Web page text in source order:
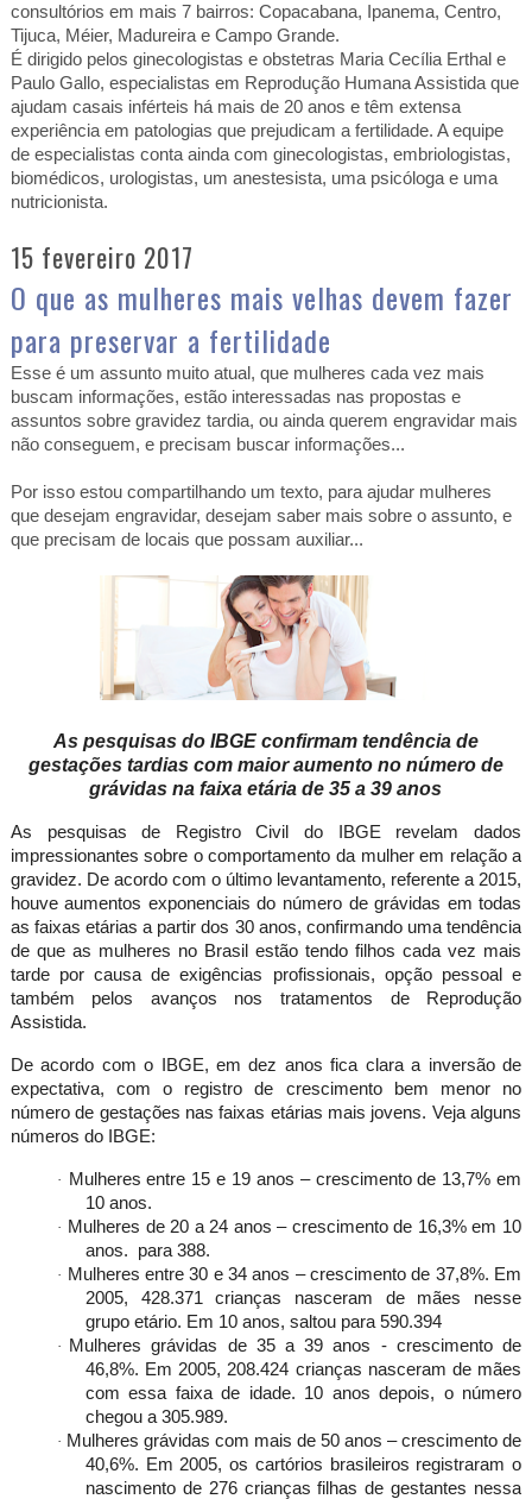
consultórios em mais 7 bairros: Copacabana, Ipanema, Centro,
Tijuca, Méier, Madureira e Campo Grande.
É dirigido pelos ginecologistas e obstetras Maria Cecília Erthal e
Paulo Gallo, especialistas em Reprodução Humana Assistida que
ajudam casais inférteis há mais de 20 anos e têm extensa
experiência em patologias que prejudicam a fertilidade. A equipe
de especialistas conta ainda com ginecologistas, embriologistas,
biomédicos, urologistas, um anestesista, uma psicóloga e uma
nutricionista.
15 fevereiro 2017
O que as mulheres mais velhas devem fazer
para preservar a fertilidade
Esse é um assunto muito atual, que mulheres cada vez mais
buscam informações, estão interessadas nas propostas e
assuntos sobre gravidez tardia, ou ainda querem engravidar mais
não conseguem, e precisam buscar informações...
Por isso estou compartilhando um texto, para ajudar mulheres
que desejam engravidar, desejam saber mais sobre o assunto, e
que precisam de locais que possam auxiliar...
As pesquisas do IBGE confirmam tendência de
gestações tardias com maior aumento no número de
grávidas na faixa etária de35 a 39 anos
As pesquisas de Registro Civil do IBGE revelam dados
impressionantes sobre o comportamento da mulher em relação a
gravidez. De acordo com o último levantamento, referente a 2015,
houve aumentos exponenciais do número de grávidas em todas
as faixas etárias a partir dos 30 anos, confirmando uma tendência
de que as mulheres no Brasil estão tendo filhos cada vez mais
tarde por causa de exigências profissionais, opção pessoal e
também pelos avanços nos tratamentos de Reprodução
Assistida.
De acordo com o IBGE, em dez anos fica clara a inversão de
expectativa, com o registro de crescimento bem menor no
número de gestações nas faixas etárias mais jovens. Veja alguns
números do IBGE:
· Mulheres entre 15 e 19 anos – crescimento de 13,7% em
10 anos.
· Mulheres de 20 a24 anos – crescimento de 16,3% em 10
anos. para 388.
· Mulheres entre 30 e 34 anos – crescimento de 37,8%. Em
2005, 428.371 crianças nasceram de mães nesse
grupo etário. Em 10 anos, saltou para 590.394
· Mulheres grávidas de 35 a 39 anos - crescimento de
46,8%. Em 2005, 208.424 crianças nasceram de mães
com essa faixa de idade. 10 anos depois, o número
chegou a 305.989.
· Mulheres grávidas com mais de 50 anos – crescimento de
40,6%. Em 2005, os cartórios brasileiros registraram o
nascimento de 276 crianças filhas de gestantes nessa